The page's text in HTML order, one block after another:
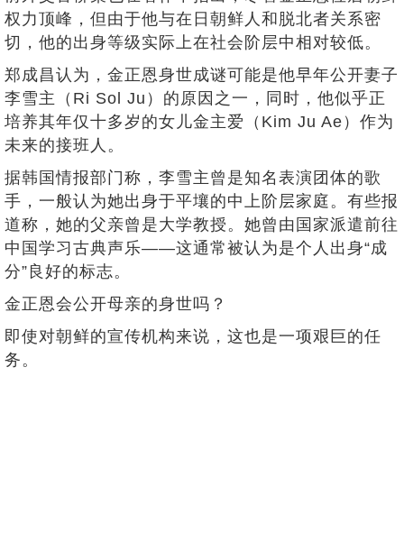
权力顶峰，但由于他与在日朝鲜人和脱北者关系密
切，他的出身等级实际上在社会阶层中相对较低。
郑成昌认为，金正恩身世成谜可能是他早年公开妻子
李雪主（Ri Sol Ju）的原因之一，同时，他似乎正
培养其年仅十多岁的女儿金主爱（Kim Ju Ae）作为
未来的接班人。
据韩国情报部门称，李雪主曾是知名表演团体的歌
手，一般认为她出身于平壤的中上阶层家庭。有些报
道称，她的父亲曾是大学教授。她曾由国家派遣前往
中国学习古典声乐——这通常被认为是个人出身“成
分”良好的标志。
金正恩会公开母亲的身世吗？
即使对朝鲜的宣传机构来说，这也是一项艰巨的任
务。